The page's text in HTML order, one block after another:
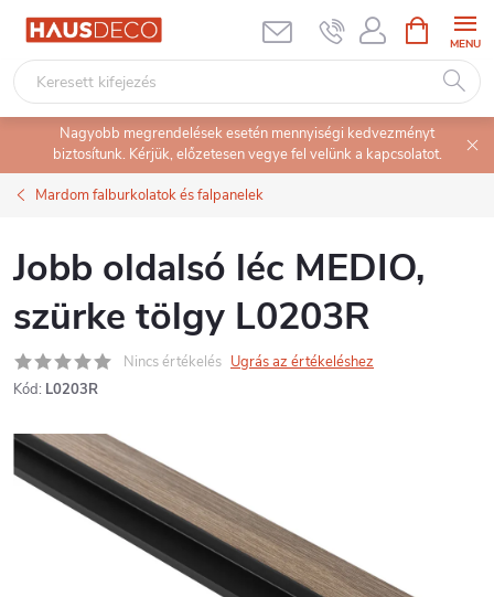
Ugrás
tartalomhoz
KOSÁR
Nagyobb megrendelések esetén mennyiségi kedvezményt
biztosítunk. Kérjük, előzetesen vegye fel velünk a kapcsolatot.
Mardom falburkolatok és falpanelek
Jobb oldalsó léc MEDIO,
szürke tölgy L0203R
Nincs értékelés Ugrás az értékeléshez
Kód: L0203R